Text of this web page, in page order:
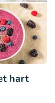
hart